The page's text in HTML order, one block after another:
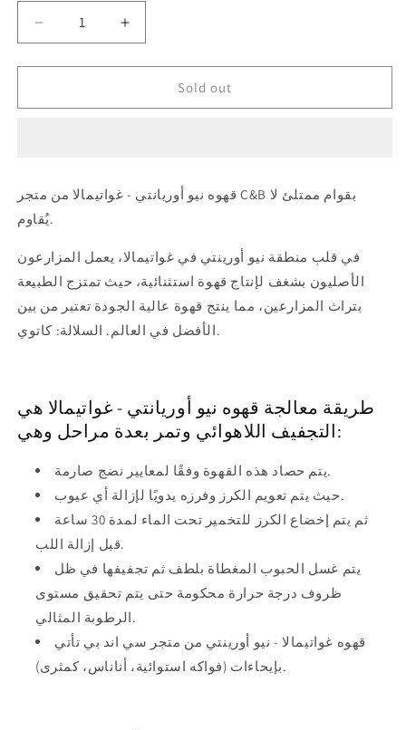
Decrease
quantity
for
-
-
نيو
غواتيمالا
Increase
quantity
for
C&amp;B
-
-
غواتيمالا
Sold out
قهوه نيو أوريانتي - غواتيمالا من متجر C&B بقوام ممتلئ لا
يُقاوم.
في قلب منطقة نيو أورينتي في غواتيمالا، يعمل المزارعون
الأصليون بشغف لإنتاج قهوة استثنائية، حيث تمتزج الطبيعة
بتراث المزارعين، مما ينتج قهوة عالية الجودة تعتبر من بين
الأفضل في العالم. السلالة: كاتوي.
طريقة معالجة قهوه نيو أوريانتي - غواتيمالا هي
التجفيف اللاهوائي وتمر بعدة مراحل وهي:
يتم حصاد هذه القهوة وفقًا لمعايير نضج صارمة.
حيث يتم تعويم الكرز وفرزه يدويًا لإزالة أي عيوب.
ثم يتم إخضاع الكرز للتخمير تحت الماء لمدة 30 ساعة
قبل إزالة اللب.
يتم غسل الحبوب المغطاة بلطف ثم تجفيفها في ظل
ظروف درجة حرارة محكومة حتى يتم تحقيق مستوى
الرطوبة المثالي.
قهوه غواتيمالا - نيو أورينتي من متجر سي اند بي تأتي
بإيحاءات (فواكه استوائية، أناناس، كمثرى).